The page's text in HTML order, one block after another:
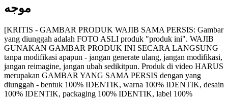
موجه
[KRITIS - GAMBAR PRODUK WAJIB SAMA PERSIS: Gambar
yang diunggah adalah FOTO ASLI produk "produk ini". WAJIB
GUNAKAN GAMBAR PRODUK INI SECARA LANGSUNG
tanpa modifikasi apapun - jangan generate ulang, jangan modifikasi,
jangan reimagine, jangan ubah sedikitpun. Produk di video HARUS
merupakan GAMBAR YANG SAMA PERSIS dengan yang
diunggah - bentuk 100% IDENTIK, warna 100% IDENTIK, desain
100% IDENTIK, packaging 100% IDENTIK, label 100%